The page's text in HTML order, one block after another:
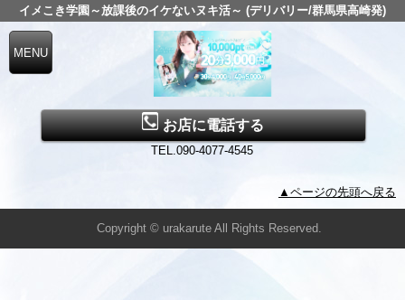
イメこき学園～放課後のイケないヌキ活～ (デリバリー/群馬県高崎発)
お店に電話する
TEL.090-4077-4545
▲ページの先頭へ戻る
Copyright © urakarute All Rights Reserved.